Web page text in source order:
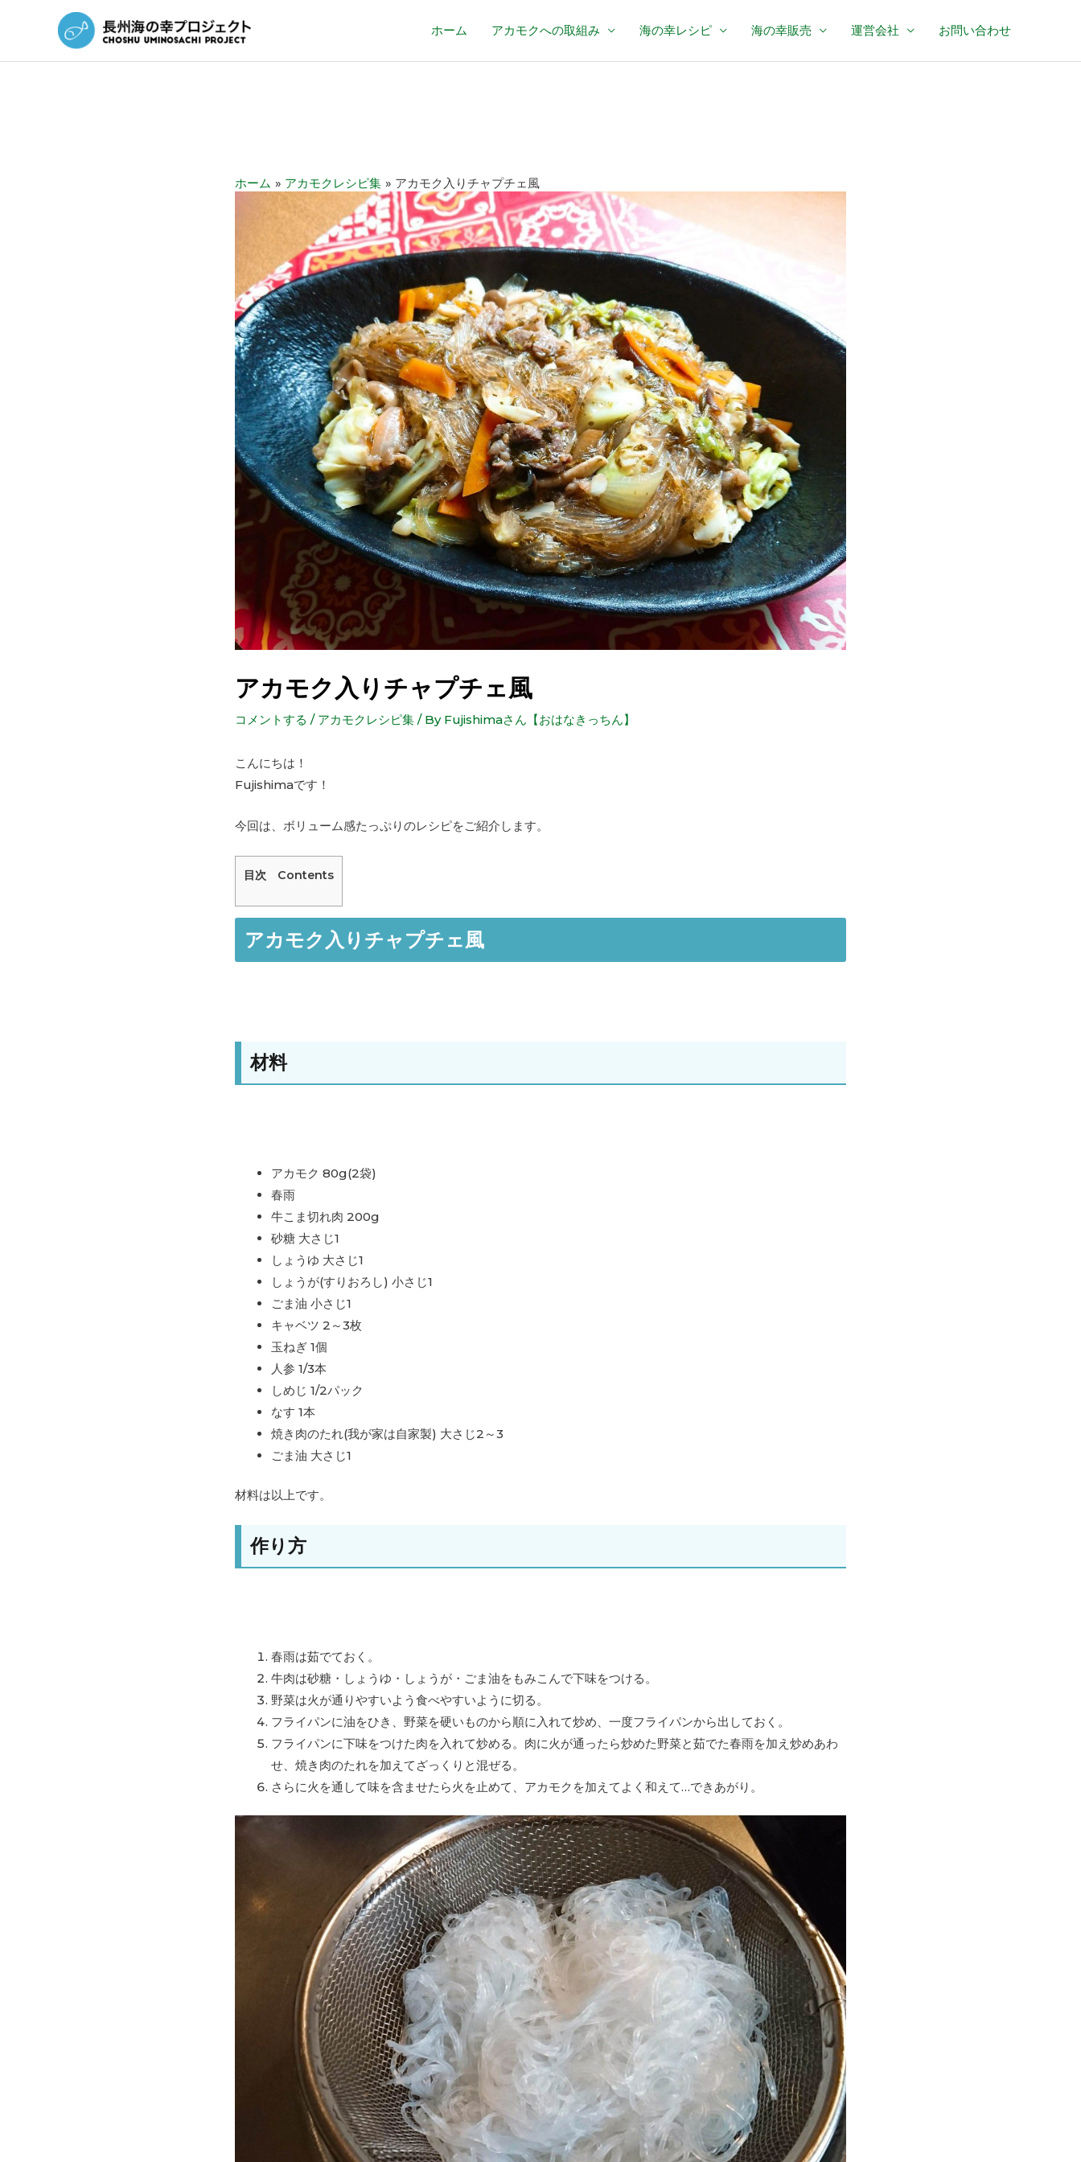
ホーム アカモクへの取組み 海の幸レシピ 海の幸販売 運営会社 お問い合わせ
ホーム アカモクレシピ集 アカモク入りチャプチェ風
アカモク入りチャプチェ風
コメントする / アカモクレシピ集 / By Fujishimaさん【おはなきっちん】
こんにちは！
Fujishimaです！
今回は、ボリューム感たっぷりのレシピをご紹介します。
目次 Contents
アカモク入りチャプチェ風
材料
アカモク 80g(2袋)
春雨
牛こま切れ肉 200g
砂糖 大さじ1
しょうゆ 大さじ1
しょうが(すりおろし) 小さじ1
ごま油 小さじ1
キャベツ 2～3枚
玉ねぎ 1個
人参 1/3本
しめじ 1/2パック
なす 1本
焼き肉のたれ(我が家は自家製) 大さじ2～3
ごま油 大さじ1
材料は以上です。
作り方
春雨は茹でておく。
牛肉は砂糖・しょうゆ・しょうが・ごま油をもみこんで下味をつける。
野菜は火が通りやすいよう食べやすいように切る。
フライパンに油をひき、野菜を硬いものから順に入れて炒め、一度フライパンから出しておく。
フライパンに下味をつけた肉を入れて炒める。肉に火が通ったら炒めた野菜と茹でた春雨を加え炒めあわ
せ、焼き肉のたれを加えてざっくりと混ぜる。
さらに火を通して味を含ませたら火を止めて、アカモクを加えてよく和えて…できあがり。